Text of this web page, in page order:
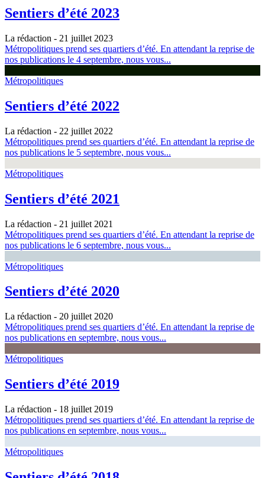
Sentiers d’été 2023
La rédaction - 21 juillet 2023
Métropolitiques prend ses quartiers d’été. En attendant la reprise de
nos publications le 4 septembre, nous vous...
Métropolitiques
Sentiers d’été 2022
La rédaction - 22 juillet 2022
Métropolitiques prend ses quartiers d’été. En attendant la reprise de
nos publications le 5 septembre, nous vous...
Métropolitiques
Sentiers d’été 2021
La rédaction - 21 juillet 2021
Métropolitiques prend ses quartiers d’été. En attendant la reprise de
nos publications le 6 septembre, nous vous...
Métropolitiques
Sentiers d’été 2020
La rédaction - 20 juillet 2020
Métropolitiques prend ses quartiers d’été. En attendant la reprise de
nos publications en septembre, nous vous...
Métropolitiques
Sentiers d’été 2019
La rédaction - 18 juillet 2019
Métropolitiques prend ses quartiers d’été. En attendant la reprise de
nos publications en septembre, nous vous...
Métropolitiques